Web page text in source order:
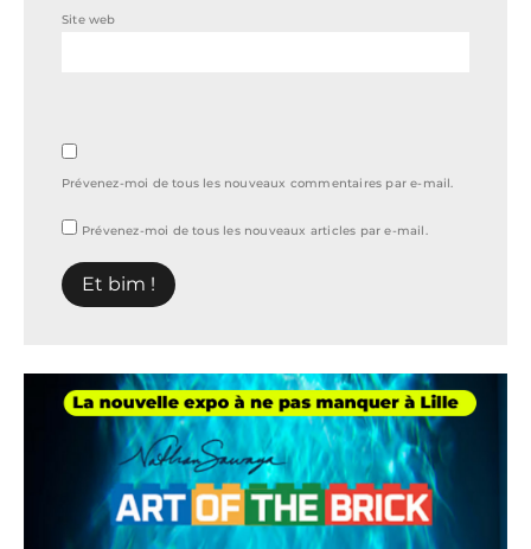
Site web
Prévenez-moi de tous les nouveaux commentaires par e-mail.
Prévenez-moi de tous les nouveaux articles par e-mail.